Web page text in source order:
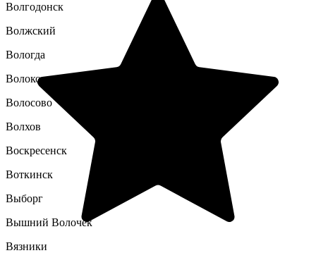
Волгодонск
Волжский
Вологда
Волоколамск
Волосово
Волхов
Воскресенск
Воткинск
Выборг
Вышний Волочек
Вязники